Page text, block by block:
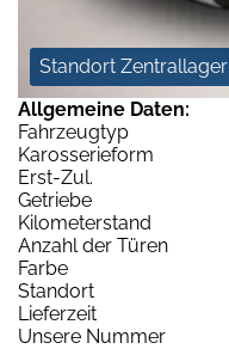
Standort Zentrallager
Allgemeine Daten:
Fahrzeugtyp
Karosserieform
Erst-Zul.
Getriebe
Kilometerstand
Anzahl der Türen
Farbe
Standort
Lieferzeit
Unsere Nummer